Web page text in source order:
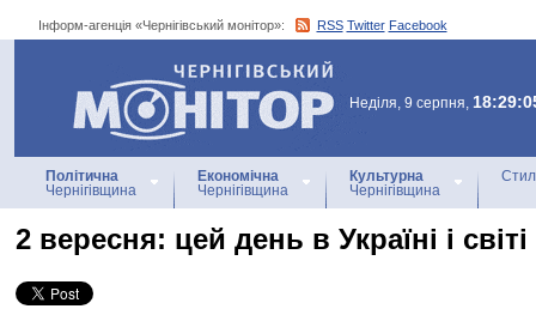
Інформ-агенція «Чернігівський монітор»: RSS Twitter Facebook
Інформ-агенція
«Чернігівський монітор»
Неділя, 9 серпня,
Політична
Чернігівщина
Економічна
Чернігівщина
Культурна
Чернігівщина
2 вересня: цей день в Україні і світі